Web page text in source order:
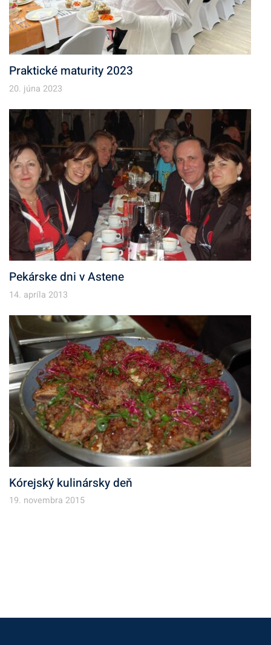
Praktické maturity 2023
20. júna 2023
Pekárske dni v Astene
14. apríla 2013
Kórejský kulinársky deň
19. novembra 2015